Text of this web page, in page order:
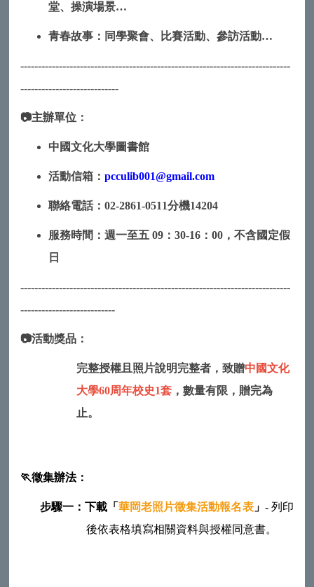
堂、操演場景…
青春故事：同學聚會、比賽活動、參訪活動…
-----------------------------------------------------------------------------
----------------------------
📷主辦單位：
中國文化大學圖書館
活動信箱：pcculib001@gmail.com
聯絡電話：02-2861-0511分機14204
服務時間：週一至五 09：30-16：00，不含國定假
日
-----------------------------------------------------------------------------
---------------------------
📷活動獎品：
完整授權且照片說明完整者，致贈中國文化
大學60周年校史1套 ，數量有限，贈完為
止。
🏃徵集辦法：
步驟一：下載「華岡老照片徵集活動報名表」 - 列印
後依表格填寫相關資料與授權同意書。